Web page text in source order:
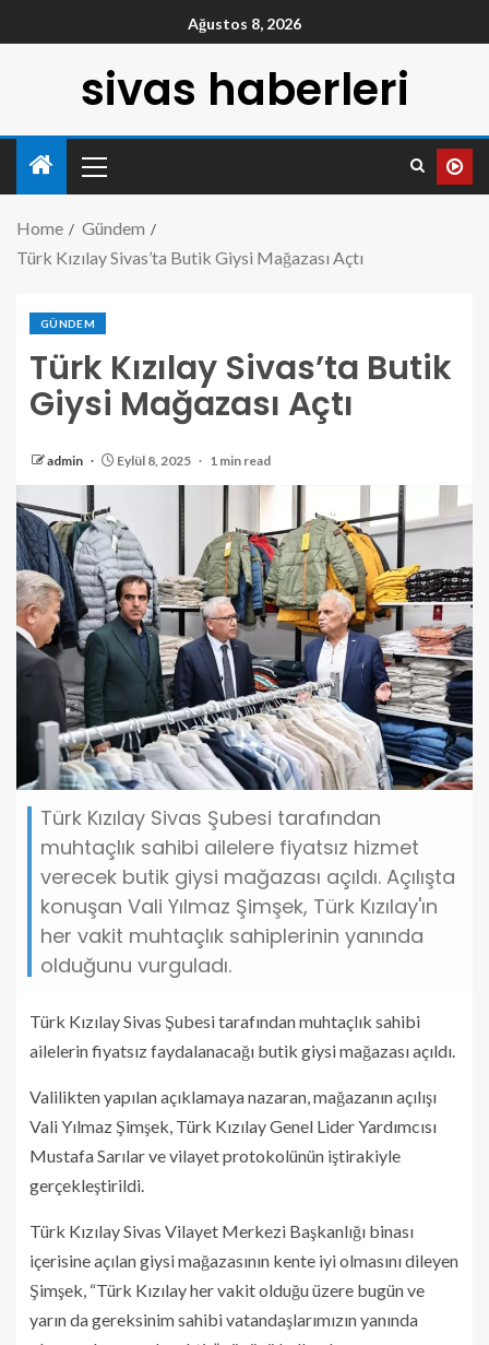
Ağustos 8, 2026
sivas haberleri
Home
Gündem
Türk Kızılay Sivas’ta Butik Giysi Mağazası Açtı
GÜNDEM
Türk Kızılay Sivas’ta Butik
Giysi Mağazası Açtı
admin Eylül 8, 2025 1 min read
Türk Kızılay Sivas Şubesi tarafından
muhtaçlık sahibi ailelere fiyatsız hizmet
verecek butik giysi mağazası açıldı. Açılışta
konuşan Vali Yılmaz Şimşek, Türk Kızılay'ın
her vakit muhtaçlık sahiplerinin yanında
olduğunu vurguladı.
Türk Kızılay Sivas Şubesi tarafından muhtaçlık sahibi
ailelerin fiyatsız faydalanacağı butik giysi mağazası açıldı.
Valilikten yapılan açıklamaya nazaran, mağazanın açılışı
Vali Yılmaz Şimşek, Türk Kızılay Genel Lider Yardımcısı
Mustafa Sarılar ve vilayet protokolünün iştirakiyle
gerçekleştirildi.
Türk Kızılay Sivas Vilayet Merkezi Başkanlığı binası
içerisine açılan giysi mağazasının kente iyi olmasını dileyen
Şimşek, “Türk Kızılay her vakit olduğu üzere bugün ve
yarın da gereksinim sahibi vatandaşlarımızın yanında